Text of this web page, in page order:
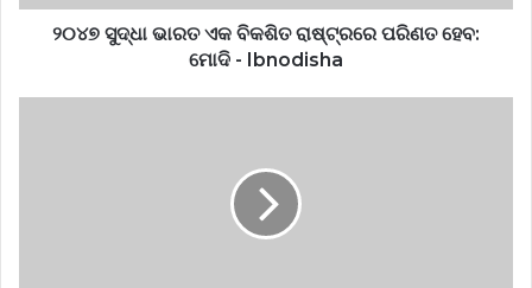
୨୦୪୭ ସୁଦ୍ଧା ଭାରତ ଏକ ବିକଶିତ ରାଷ୍ଟ୍ରରେ ପରିଣତ ହେବ:
ମୋଦି - Ibnodisha